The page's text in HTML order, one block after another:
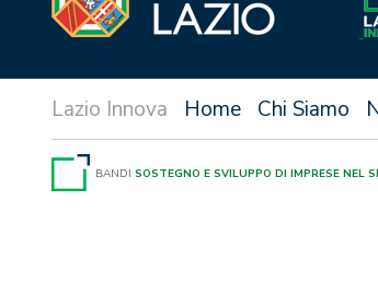
Home Chi Siamo
BANDI SOSTEGNO E SVILUPPO DI IMPRESE NEL